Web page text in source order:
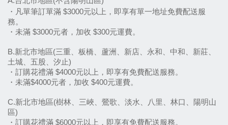
・凡單筆訂單滿 $3000元以上，即享有單一地址免費配送服
務。
・未滿 $3000元者，加收 $300元運費。
B.新北市地區(三重、板橋、蘆洲、新店、永和、中和、新莊、
土城、五股、汐止)
・訂購花禮滿 $4000元以上，即享有免費配送服務。
・未滿$4000元者，加收 $400元運費。
C.新北市地區(樹林、三峽、鶯歌、淡水、八里、林口、陽明山
區)
・訂購花禮滿 $6000元以上，即享有免費配送服務。